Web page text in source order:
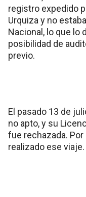
registro expedido
Urquiza y no
Nacional, lo que lo
posibilidad de
previo.
El pasado 13 de
no apto, y su
fue rechazada.
realizado ese viaje.